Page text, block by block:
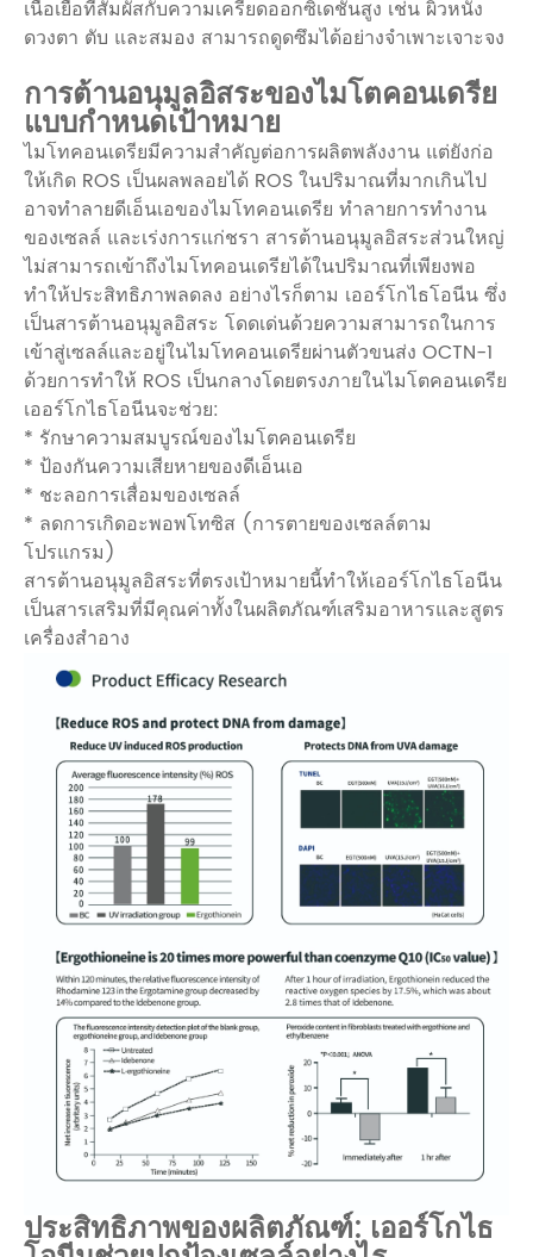
เนื้อเยื่อที่สัมผัสกับความเครียดออกซิเดชันสูง เช่น ผิวหนัง
ดวงตา ตับ และสมอง สามารถดูดซึมได้อย่างจำเพาะเจาะจง
การต้านอนุมูลอิสระของไมโตคอนเดรีย
แบบกำหนดเป้าหมาย
ไมโทคอนเดรียมีความสำคัญต่อการผลิตพลังงาน แต่ยังก่อ
ให้เกิด ROS เป็นผลพลอยได้ ROS ในปริมาณที่มากเกินไป
อาจทำลายดีเอ็นเอของไมโทคอนเดรีย ทำลายการทำงาน
ของเซลล์ และเร่งการแก่ชรา สารต้านอนุมูลอิสระส่วนใหญ่
ไม่สามารถเข้าถึงไมโทคอนเดรียได้ในปริมาณที่เพียงพอ
ทำให้ประสิทธิภาพลดลง อย่างไรก็ตาม เออร์โกไธโอนีน ซึ่ง
เป็นสารต้านอนุมูลอิสระ โดดเด่นด้วยความสามารถในการ
เข้าสู่เซลล์และอยู่ในไมโทคอนเดรียผ่านตัวขนส่ง OCTN-1
ด้วยการทำให้ ROS เป็นกลางโดยตรงภายในไมโตคอนเดรีย
เออร์โกไธโอนีนจะช่วย:
* รักษาความสมบูรณ์ของไมโตคอนเดรีย
* ป้องกันความเสียหายของดีเอ็นเอ
* ชะลอการเสื่อมของเซลล์
* ลดการเกิดอะพอพโทซิส (การตายของเซลล์ตาม
โปรแกรม)
สารต้านอนุมูลอิสระที่ตรงเป้าหมายนี้ทำให้เออร์โกไธโอนีน
เป็นสารเสริมที่มีคุณค่าทั้งในผลิตภัณฑ์เสริมอาหารและสูตร
เครื่องสำอาง
ประสิทธิภาพของผลิตภัณฑ์: เออร์โกไธ